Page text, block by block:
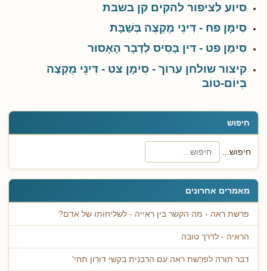
חיפוש
חיפוש...
מאמרים אחרונים
פרשת ראה - מה הקשר בין ראייה - לשליחותו של אדם?
הראיה - לדרך טובה
דבר תורה לפרשת ראה עם הרבנית בקשי דורון תחי'
סיוע לציפור להקים קן בשבת
סִימָן פח - דִּינֵי מֻקְצֶה בְּשַׁבָּת
סִימָן פט - דִּין בָּסִיס לְדָבָר הָאָסוּר
קיצור שולחן ערוך - סִימָן צט - דִּינֵי מֻקְצֶה
בְּיוֹם-טוֹב